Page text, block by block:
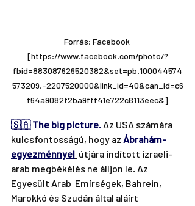
Forrás: Facebook
[https://www.facebook.com/photo/?
fbid=883087626520382&set=pb.100044574
573209.-2207520000&link_id=40&can_id=c6
f64a9082f2ba9fff41e722c8113eec&]
🇸🇦 The big picture. Az USA számára
kulcsfontosságú, hogy az Ábrahám-
egyezménnyel útjára indított izraeli-
arab megbékélés ne álljon le. Az
Egyesült Arab  Emírségek, Bahrein,
Marokkó és Szudán által aláírt